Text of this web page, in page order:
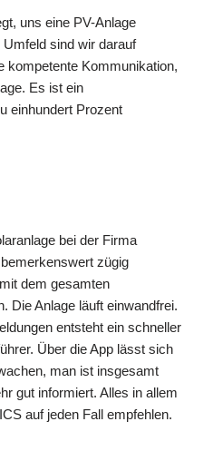
uns eine PV-Anlage
sind wir darauf
kompetente Kommunikation,
Es ist ein
einhundert Prozent
bei der Firma
zügig
dem gesamten
Die Anlage läuft einwandfrei.
entsteht ein schneller
Über die App lässt sich
man ist insgesamt
gut informiert. Alles in allem
auf jeden Fall empfehlen.